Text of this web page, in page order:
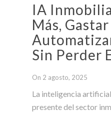
IA
Más,
Sin Perder
On 2 agosto, 2025
La inteligencia
presente del sector